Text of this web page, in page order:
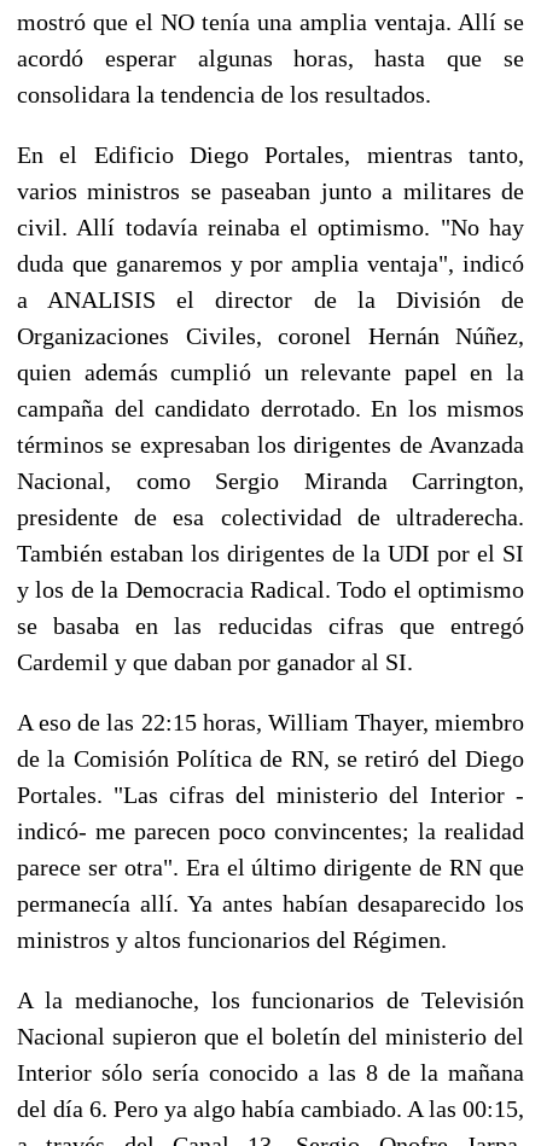
mostró que el NO tenía una amplia ventaja. Allí se
acordó esperar algunas horas, hasta que se
consolidara la tendencia de los resultados.
En el Edificio Diego Portales, mientras tanto,
varios ministros se paseaban junto a militares de
civil. Allí todavía reinaba el optimismo. "No hay
duda que ganaremos y por amplia ventaja", indicó
a ANALISIS el director de la División de
Organizaciones Civiles, coronel Hernán Núñez,
quien además cumplió un relevante papel en la
campaña del candidato derrotado. En los mismos
términos se expresaban los dirigentes de Avanzada
Nacional, como Sergio Miranda Carrington,
presidente de esa colectividad de ultraderecha.
También estaban los dirigentes de la UDI por el SI
y los de la Democracia Radical. Todo el optimismo
se basaba en las reducidas cifras que entregó
Cardemil y que daban por ganador al SI.
A eso de las 22:15 horas, William Thayer, miembro
de la Comisión Política de RN, se retiró del Diego
Portales. "Las cifras del ministerio del Interior -
indicó- me parecen poco convincentes; la realidad
parece ser otra". Era el último dirigente de RN que
permanecía allí. Ya antes habían desaparecido los
ministros y altos funcionarios del Régimen.
A la medianoche, los funcionarios de Televisión
Nacional supieron que el boletín del ministerio del
Interior sólo sería conocido a las 8 de la mañana
del día 6. Pero ya algo había cambiado. A las 00:15,